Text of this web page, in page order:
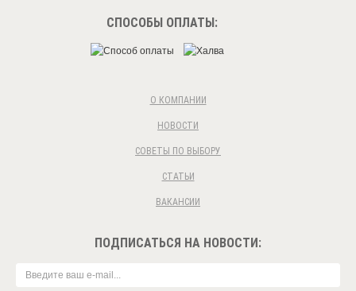
СПОСОБЫ ОПЛАТЫ:
О КОМПАНИИ
НОВОСТИ
СОВЕТЫ ПО ВЫБОРУ
СТАТЬИ
ВАКАНСИИ
ПОДПИСАТЬСЯ НА НОВОСТИ: